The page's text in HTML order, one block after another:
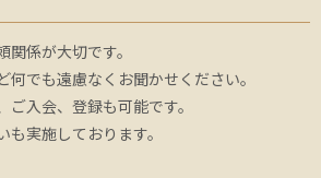
関係が大切です。
何でも遠慮なくお聞かせください。
ご入会、登録も可能です。
も実施しております。